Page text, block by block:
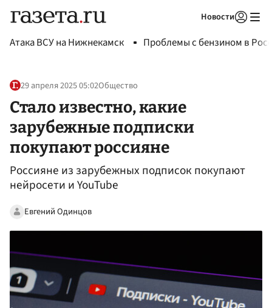
Новости
Атака ВСУ на Нижнекамск Проблемы с бензином в
29 апреля 2025 05:02Общество
Стало известно, какие
зарубежные подписки
покупают россияне
Россияне из зарубежных подписок покупают
нейросети и YouTube
Евгений Одинцов